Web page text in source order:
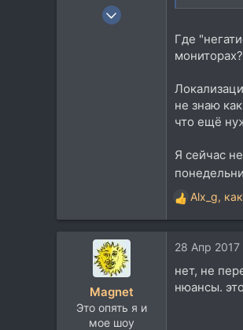
19 Ноя 2004
Где
не знаю
что ещё
Я сейчас
Р
е
к
и
и
Alx_g,
Magnet
Это опять я и
мое шоу
28 Апр 2017
нет, не
нюансы.